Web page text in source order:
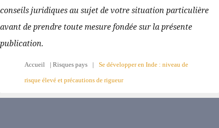
conseils juridiques au sujet de votre situation particulière
avant de prendre toute mesure fondée sur la présente
publication.
Accueil | Risques pays | Se développer en Inde : niveau de
risque élevé et précautions de rigueur